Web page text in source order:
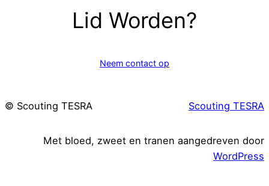
Lid Worden?
Neem contact op
© Scouting TESRA Scouting TESRA
Met bloed, zweet en tranen aangedreven door
WordPress